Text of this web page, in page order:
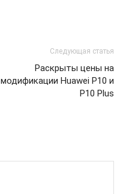
Следующая статья
Раскрыты цены на
модификации Huawei P10 и
P10 Plus